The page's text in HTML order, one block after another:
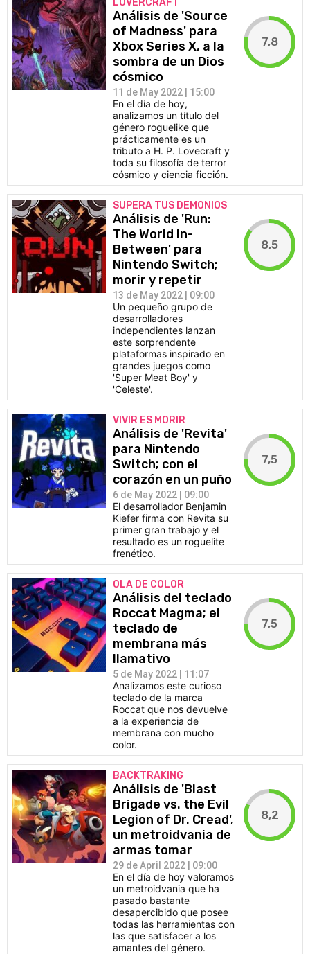
LOVERCRAFT
Análisis de 'Source
of Madness' para
Xbox Series X, a la
sombra de un Dios
cósmico
11 de May 2022 | 15:00
En el día de hoy,
analizamos un título del
género roguelike que
prácticamente es un
tributo a H. P. Lovecraft y
toda su filosofía de terror
cósmico y ciencia ficción.
7,8
SUPERA TUS DEMONIOS
Análisis de 'Run:
The World In-
Between' para
Nintendo Switch;
morir y repetir
13 de May 2022 | 09:00
Un pequeño grupo de
desarrolladores
independientes lanzan
este sorprendente
plataformas inspirado en
grandes juegos como
'Super Meat Boy' y
'Celeste'.
8,5
VIVIR ES MORIR
Análisis de 'Revita'
para Nintendo
Switch; con el
corazón en un puño
6 de May 2022 | 09:00
El desarrollador Benjamin
Kiefer firma con Revita su
primer gran trabajo y el
resultado es un roguelite
frenético.
7,5
OLA DE COLOR
Análisis del teclado
Roccat Magma; el
teclado de
membrana más
llamativo
5 de May 2022 | 11:07
Analizamos este curioso
teclado de la marca
Roccat que nos devuelve
a la experiencia de
membrana con mucho
color.
7,5
BACKTRAKING
Análisis de 'Blast
Brigade vs. the Evil
Legion of Dr. Cread',
un metroidvania de
armas tomar
29 de April 2022 | 09:00
En el día de hoy valoramos
un metroidvania que ha
pasado bastante
desapercibido que posee
todas las herramientas con
las que satisfacer a los
amantes del género.
8,2